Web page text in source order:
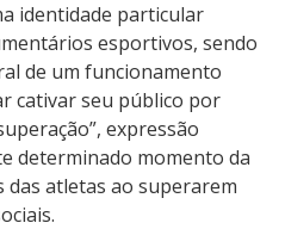
identidade particular
esportivos, sendo
de um funcionamento
cativar seu público por
expressão
determinado momento da
das atletas ao superarem